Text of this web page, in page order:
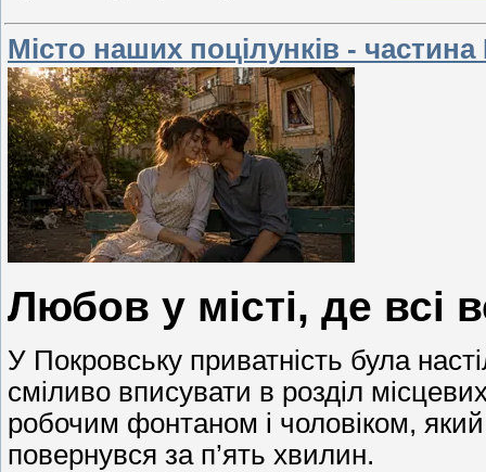
Місто наших поцілунків - частина
Любов у місті, де всі
У Покровську приватність була
сміливо вписувати в розділ
робочим фонтаном і чоловіком,
повернувся за п’ять хвилин.